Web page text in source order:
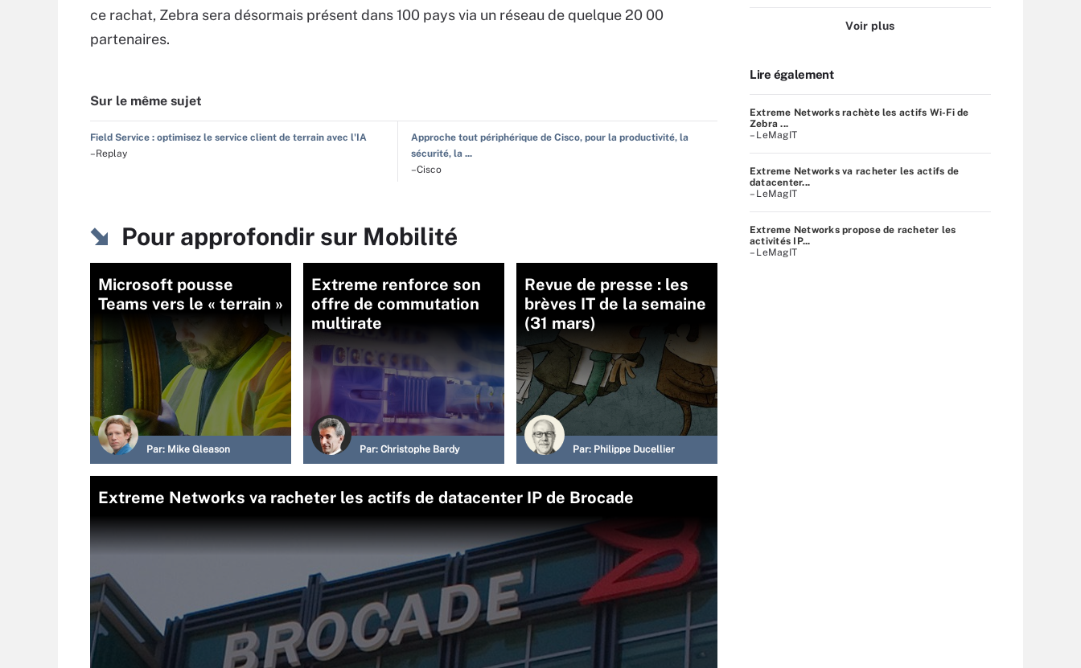
ce rachat, Zebra sera désormais présent dans 100 pays via un réseau de quelque 20 00
partenaires.
Sur le même sujet
Field Service : optimisez le service client de terrain avec l'IA
–Replay
Approche tout périphérique de Cisco, pour la productivité, la
sécurité, la ...
–Cisco
Pour approfondir sur Mobilité
Microsoft pousse
Teams vers le « terrain »
Par: Mike Gleason
Extreme renforce son
offre de commutation
multirate
Par: Christophe Bardy
Revue de presse : les
brèves IT de la semaine
(31 mars)
Par: Philippe Ducellier
Extreme Networks va racheter les actifs de datacenter IP de Brocade
Voir plus
Lire également
Extreme Networks rachète les actifs Wi-Fi de
Zebra ...
– LeMagIT
Extreme Networks va racheter les actifs de
datacenter...
– LeMagIT
Extreme Networks propose de racheter les
activités IP...
– LeMagIT